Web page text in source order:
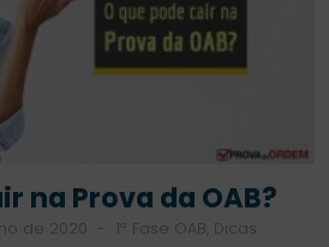
na Prova da OAB?
de 2020 1ª Fase OAB, Dicas